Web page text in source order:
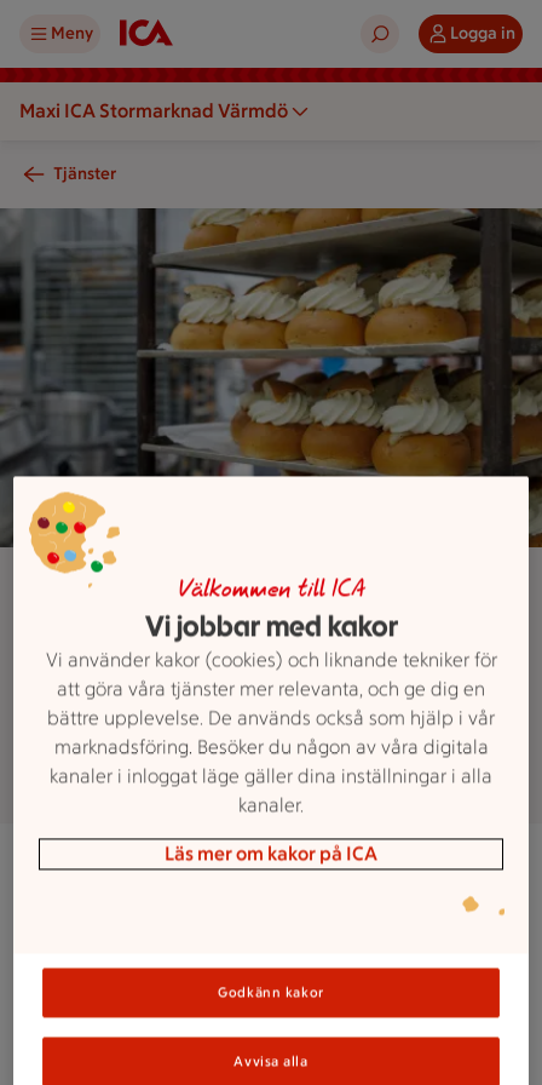
Meny Logga in
Maxi ICA Stormarknad Värmdö
Tjänster
Bageri
Frallor till frukost eller
stensugnsbakat bröd till
middagen?
I vårt bageri kan du köpa färskt bröd sju dagar i
hittar du ett brett utbud av tårtor och andra bakverk
för alla sorters fester som dop, bröllop eller kalas.
Välkommen till ICA
Vi jobbar med kakor
Vi använder kakor (cookies) och liknande tekniker för
att göra våra tjänster mer relevanta, och ge dig en
bättre upplevelse. De används också som hjälp i vår
marknadsföring. Besöker du någon av våra digitala
kanaler i inloggat läge gäller dina inställningar i alla
kanaler.
Läs mer om kakor på ICA
Godkänn kakor
Avvisa alla